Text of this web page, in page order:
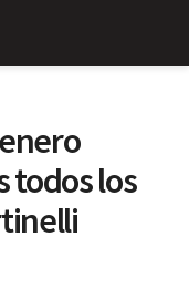
todos los